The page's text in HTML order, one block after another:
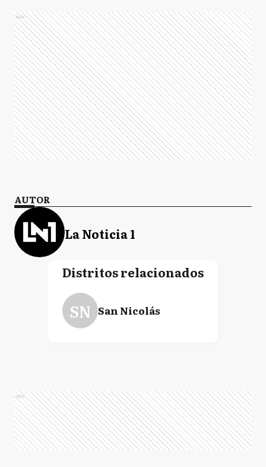
Ads
AUTOR
La Noticia 1
Distritos relacionados
SN San Nicolás
Ads